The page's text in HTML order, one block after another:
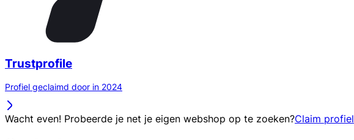
Trustprofile
Profiel geclaimd door in 2024
Wacht even! Probeerde je net je eigen webshop op te zoeken?Claim profiel